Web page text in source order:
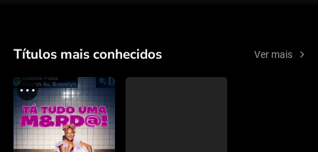
Títulos mais conhecidos Ver mais